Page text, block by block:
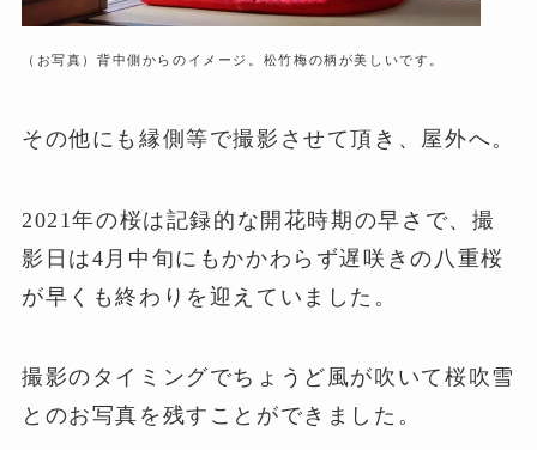
（お写真）背中側からのイメージ。松竹梅の柄が美しいです。
その他にも縁側等で撮影させて頂き、屋外へ。
2021年の桜は記録的な開花時期の早さで、撮
影日は4月中旬にもかかわらず遅咲きの八重桜
が早くも終わりを迎えていました。
撮影のタイミングでちょうど風が吹いて桜吹雪
とのお写真を残すことができました。